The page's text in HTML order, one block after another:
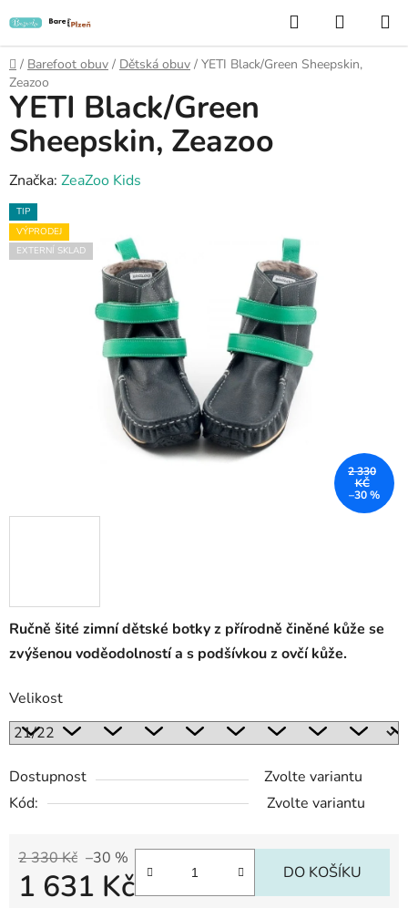
na
obsah
Hledat
KOŠÍK
Domů
/ Barefoot obuv / Dětská obuv / YETI Black/Green Sheepskin,
Zeazoo
Ručně šité zimní dětské botky z přírodně činěné kůže se
zvýšenou voděodolností a s podšívkou z ovčí kůže.
Velikost
Dostupnost
Zvolte variantu
Kód:
Zvolte variantu
2 330 Kč –30 %
1 631 Kč DO KOŠÍKU
YETI Black/Green
Sheepskin, Zeazoo
Značka: ZeaZoo Kids
TIP
VÝPRODEJ
EXTERNÍ SKLAD
2 330
KČ
–30 %